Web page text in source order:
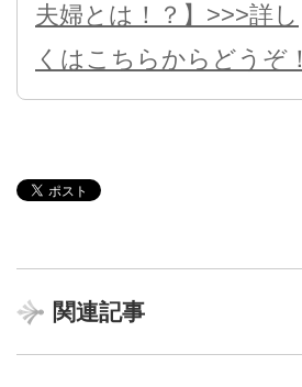
夫婦とは！？】>>>詳し
くはこちらからどうぞ！
関連記事